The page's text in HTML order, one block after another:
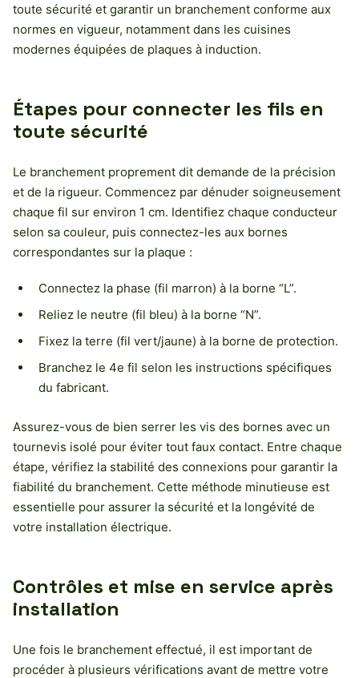
toute sécurité et garantir un branchement conforme aux
normes en vigueur, notamment dans les cuisines
modernes équipées de plaques à induction.
Étapes pour connecter les fils en
toute sécurité
Le branchement proprement dit demande de la précision
et de la rigueur. Commencez par dénuder soigneusement
chaque fil sur environ 1 cm. Identifiez chaque conducteur
selon sa couleur, puis connectez-les aux bornes
correspondantes sur la plaque :
Connectez la phase (fil marron) à la borne “L”.
Reliez le neutre (fil bleu) à la borne “N”.
Fixez la terre (fil vert/jaune) à la borne de protection.
Branchez le 4e fil selon les instructions spécifiques
du fabricant.
Assurez-vous de bien serrer les vis des bornes avec un
tournevis isolé pour éviter tout faux contact. Entre chaque
étape, vérifiez la stabilité des connexions pour garantir la
fiabilité du branchement. Cette méthode minutieuse est
essentielle pour assurer la sécurité et la longévité de
votre installation électrique.
Contrôles et mise en service après
installation
Une fois le branchement effectué, il est important de
procéder à plusieurs vérifications avant de mettre votre